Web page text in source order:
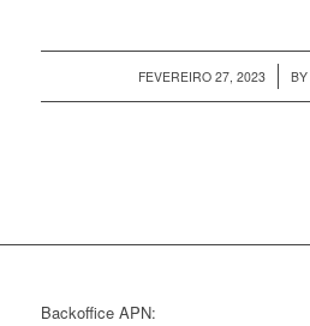
FEVEREIRO 27, 2023
/ BY
Backoffice APN: